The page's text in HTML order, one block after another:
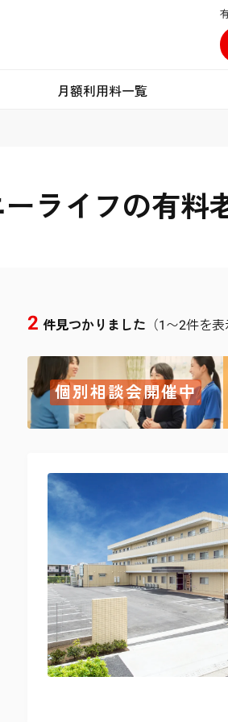
月額利用料一覧
ライフの有料
2 件見つかりました （1〜2件を表
個別相談会開催中